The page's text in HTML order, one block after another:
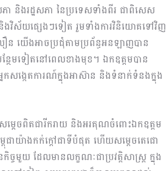
និងរដ្ឋសភា នៃប្រទេសទាំងពីរ ជាពិសេស
វិស័យផ្សេងៗទៀត រួមទាំងការវិនិយោគទៅវិញ
ន យើងអាចប្រជុំតាមប្រព័ន្ធអនឡាញបាន
ន្ថែមទៀតនៅពេលខាងមុខ។ ឯកឧត្តមបាន
សង្កេតការណ៍ក្នុងអាស៊ាន និងទំនាក់ទំនងក្នុង
ម្ដេចពិតជារីករាយ និងអរគុណចំពោះឯកឧត្តម
ាយ៉ាងកក់ក្តៅជាទីបំផុត ហើយសម្ដេចតេជោ
មួយ ដែលមានលក្ខណៈជាប្រវត្តិសាស្ត្រ ក្នុង